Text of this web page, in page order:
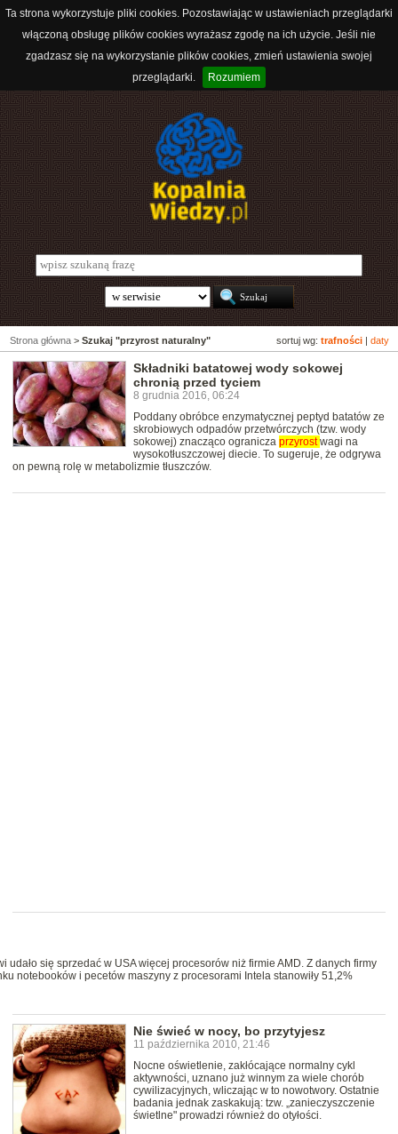
Ta strona wykorzystuje pliki cookies. Pozostawiając w ustawieniach przeglądarki
włączoną obsługę plików cookies wyrażasz zgodę na ich użycie. Jeśli nie
zgadzasz się na wykorzystanie plików cookies, zmień ustawienia swojej
przeglądarki.
Rozumiem
sortuj wg: trafności daty
Strona główna > Szukaj "przyrost naturalny"
Składniki batatowej wody sokowej
chronią przed tyciem
8 grudnia 2016, 06:24
Poddany obróbce enzymatycznej peptyd batatów ze
skrobiowych odpadów przetwórczych (tzw. wody
sokowej) znacząco ogranicza przyrostwagi na
wysokotłuszczowej diecie. To sugeruje, że odgrywa
on pewną rolę w metabolizmie tłuszczów.
się sprzedać w USA więcej procesorów niż firmie AMD. Z danych firmy
notebooków i pecetów maszyny z procesorami Intela stanowiły 51,2%
Nie świeć w nocy, bo przytyjesz
11 października 2010, 21:46
Nocne oświetlenie, zakłócające normalny cykl
aktywności, uznano już winnym za wiele chorób
cywilizacyjnych, wliczając w to nowotwory. Ostatnie
badania jednak zaskakują: tzw. „zanieczyszczenie
świetlne" prowadzi również do otyłości.